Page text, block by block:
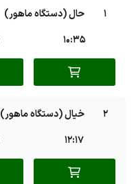
1
حال (دستگاه ماهور)
10:35
2
خیال (دستگاه ماهور)
12:17